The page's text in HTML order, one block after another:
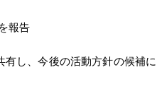
報告
し、今後の活動方針の候補に